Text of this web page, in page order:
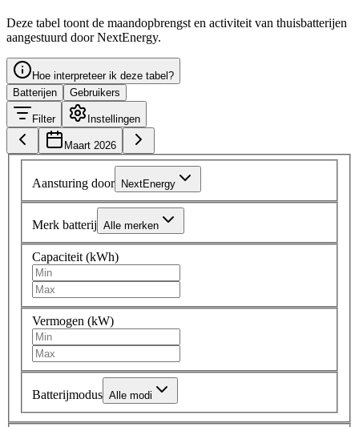
Deze tabel toont de maandopbrengst en activiteit van thuisbatterijen
aangestuurd door NextEnergy.
Hoe interpreteer ik deze tabel?
Batterijen
Gebruikers
Filter Instellingen
Maart 2026
Aansturing door NextEnergy
Merk batterij Alle merken
Capaciteit (kWh)
Vermogen (kW)
Batterijmodus Alle modi